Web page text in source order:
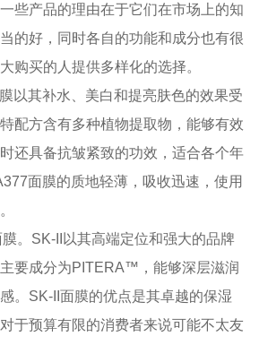
些产品的理由在于它们在市场上的知
的好，同时各自的功能和成分也有很
购买的人提供多样化的选择。
其补水、美白和提亮肤色的效果受
配方含有多种植物提取物，能够有效
还具备抗皱紧致的功效，适合各个年
面膜的质地轻薄，吸收迅速，使用
SK-II以其高端定位和强大的品牌
要成分为PITERA™，能够深层滋润
。SK-II面膜的优点是其卓越的保湿
于预算有限的消费者来说可能不太友